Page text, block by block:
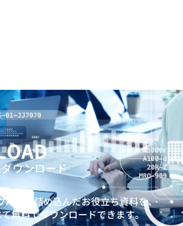
ウンロード
ハウを詰め込んだお役立ち資料を、
無料でダウンロードできます。